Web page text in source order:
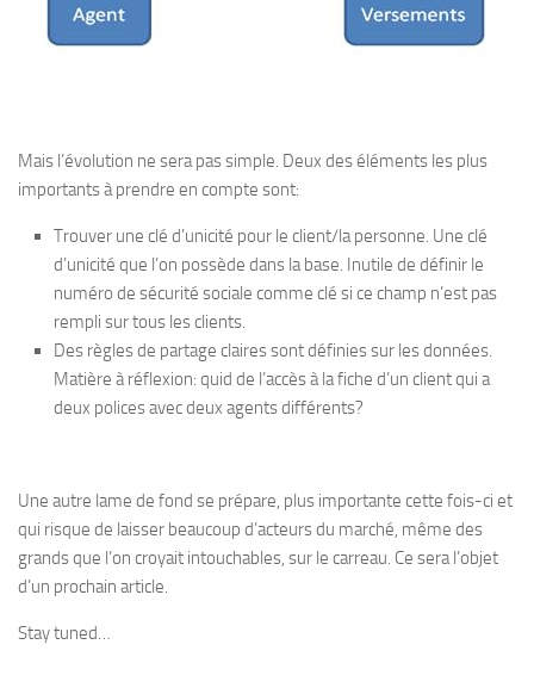
Mais l’évolution ne sera pas simple. Deux des éléments les plus
importants à prendre en compte sont:
Trouver une clé d’unicité pour le client/la personne. Une clé
d’unicité que l’on possède dans la base. Inutile de définir le
numéro de sécurité sociale comme clé si ce champ n’est pas
rempli sur tous les clients.
Des règles de partage claires sont définies sur les données.
Matière à réflexion: quid de l’accès à la fiche d’un client qui a
deux polices avec deux agents différents?
Une autre lame de fond se prépare, plus importante cette fois-ci et
qui risque de laisser beaucoup d’acteurs du marché, même des
grands que l’on croyait intouchables, sur le carreau. Ce sera l’objet
d’un prochain article.
Stay tuned…